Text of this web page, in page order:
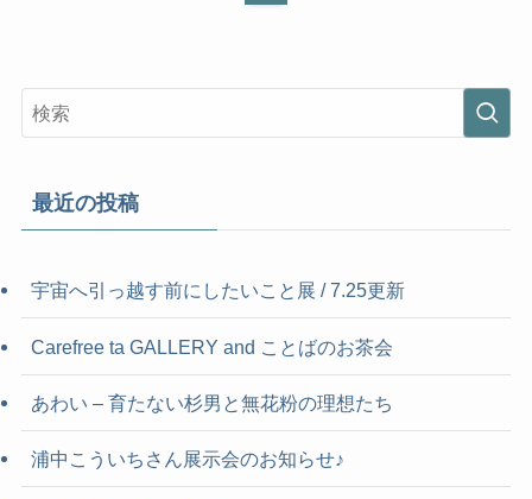
最近の投稿
宇宙へ引っ越す前にしたいこと展 / 7.25更新
Carefree ta GALLERY and ことばのお茶会
あわい – 育たない杉男と無花粉の理想たち
浦中こういちさん展示会のお知らせ♪